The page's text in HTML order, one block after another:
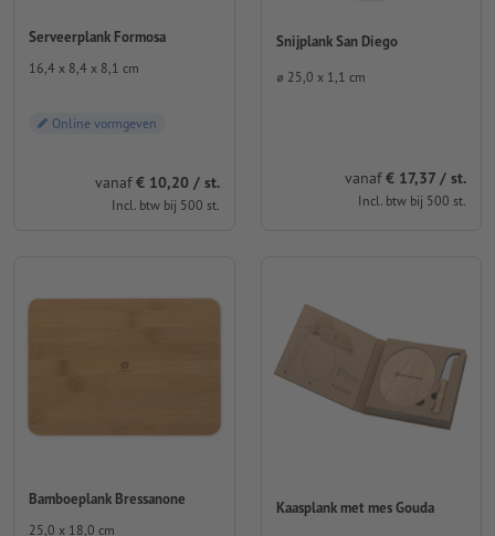
Serveerplank Formosa
16,4 x 8,4 x 8,1 cm
Online vormgeven
vanaf€ 10,20 / st.
Incl. btw bij 500 st.
Snijplank San Diego
⌀ 25,0 x 1,1 cm
vanaf€ 17,37 / st.
Incl. btw bij 500 st.
Bamboeplank Bressanone
25,0 x 18,0 cm
Kaasplank met mes Gouda